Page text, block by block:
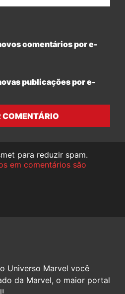
comentários por e-
publicações por e-
COMENTÁRIO
para reduzir spam.
em comentários são
Universo Marvel você
da Marvel, o maior portal